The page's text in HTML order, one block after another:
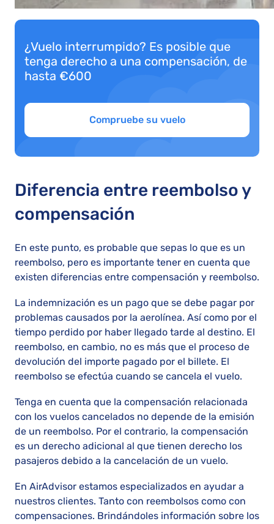
¿Vuelo interrumpido? Es posible que
tenga derecho a una compensación, de
hasta €600
Compruebe su vuelo
Diferencia entre reembolso y
compensación
En este punto, es probable que sepas lo que es un
reembolso, pero es importante tener en cuenta que
existen diferencias entre compensación y reembolso.
La indemnización es un pago que se debe pagar por
problemas causados por la aerolínea. Así como por el
tiempo perdido por haber llegado tarde al destino. El
reembolso, en cambio, no es más que el proceso de
devolución del importe pagado por el billete. El
reembolso se efectúa cuando se cancela el vuelo.
Tenga en cuenta que la compensación relacionada
con los vuelos cancelados no depende de la emisión
de un reembolso. Por el contrario, la compensación
es un derecho adicional al que tienen derecho los
pasajeros debido a la cancelación de un vuelo.
En AirAdvisor estamos especializados en ayudar a
nuestros clientes. Tanto con reembolsos como con
compensaciones. Brindándoles información sobre los